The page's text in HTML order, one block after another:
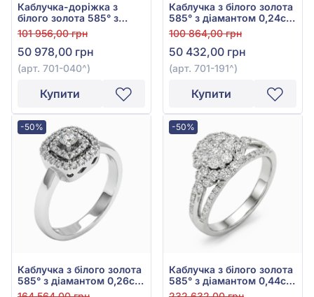
Каблучка-доріжка з
білого золота 585° з
діамантами 0,23ct, арт.
701-040
101 956,00 грн
50 978,00 грн
(арт. 701-040^)
Купити
Каблучка з білого золота
585° з діамантом 0,24ct,
арт. 701-191
100 864,00 грн
50 432,00 грн
(арт. 701-191^)
Купити
-50%
Каблучка з білого золота
585° з діамантом 0,26ct,
арт. 701-915
-50%
Каблучка з білого золота
585° з діамантом 0,44ct,
арт. 701-901